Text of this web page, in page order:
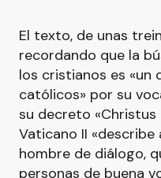
El texto, de unas
recordando que la
los cristianos es «un
católicos» por su
su decreto «Christus
Vaticano II
hombre de diálogo,
personas de buena